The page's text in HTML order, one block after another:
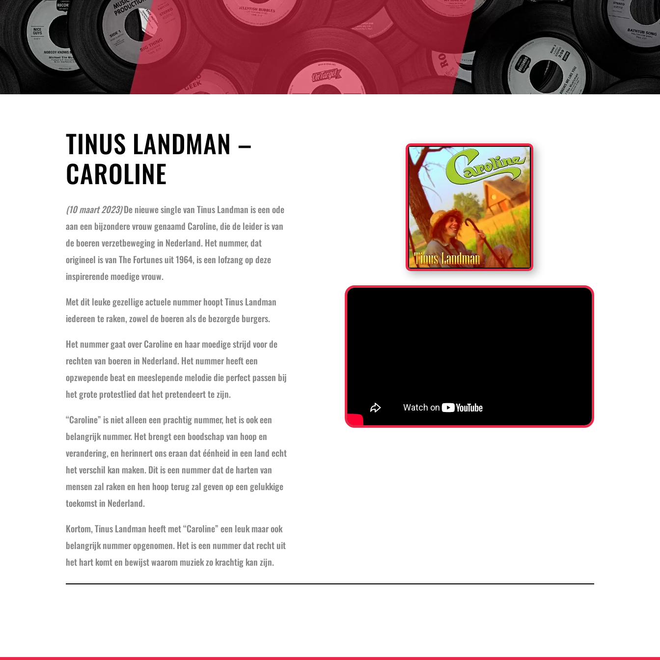
TINUS LANDMAN –
CAROLINE
(10 maart 2023)De nieuwe single van Tinus Landman is een ode
aan een bijzondere vrouw genaamd Caroline, die de leider is van
de boeren verzetbeweging in Nederland. Het nummer, dat
origineel is van The Fortunes uit 1964, is een lofzang op deze
inspirerende moedige vrouw.
Met dit leuke gezellige actuele nummer hoopt Tinus Landman
iedereen te raken, zowel de boeren als de bezorgde burgers.
Het nummer gaat over Caroline en haar moedige strijd voor de
rechten van boeren in Nederland. Het nummer heeft een
opzwepende beat en meeslepende melodie die perfect passen bij
het grote protestlied dat het pretendeert te zijn.
“Caroline” is niet alleen een prachtig nummer, het is ook een
belangrijk nummer. Het brengt een boodschap van hoop en
verandering, en herinnert ons eraan dat éénheid in een land echt
het verschil kan maken. Dit is een nummer dat de harten van
mensen zal raken en hen hoop terug zal geven op een gelukkige
toekomst in Nederland.
Kortom, Tinus Landman heeft met “Caroline” een leuk maar ook
belangrijk nummer opgenomen. Het is een nummer dat recht uit
het hart komt en bewijst waarom muziek zo krachtig kan zijn.